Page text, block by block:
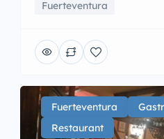
Fuerteventura
Fuerteventura
Restaurant